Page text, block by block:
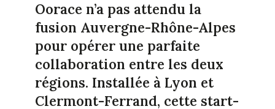
Oorace n’a pas attendu la
fusion Auvergne-Rhône-Alpes
pour opérer une parfaite
collaboration entre les deux
régions. Installée à Lyon et
Clermont-Ferrand, cette start-